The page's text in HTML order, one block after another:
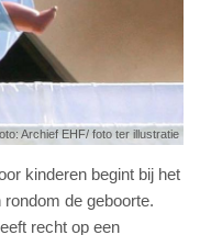
Archief EHF/ foto ter illustratie
kinderen begint bij het
de geboorte.
recht op een